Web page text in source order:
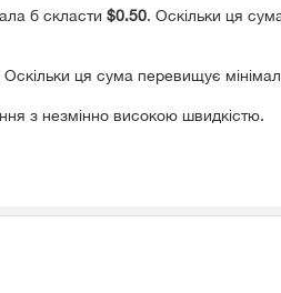
б скласти $0.50. Оскільки ця
Оскільки ця сума перевищує
з незмінно високою швидкістю.